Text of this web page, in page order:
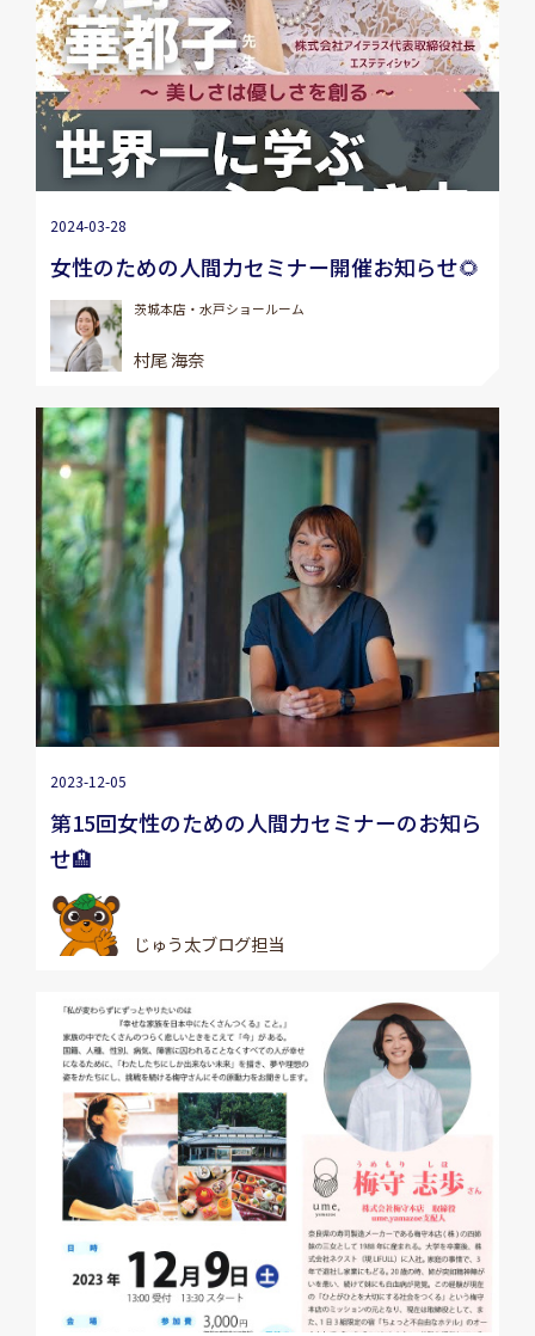
2024-03-28
女性のための人間力セミナー開催お知らせ🌻
茨城本店・水戸ショールーム
村尾 海奈
2023-12-05
第15回女性のための人間力セミナーのお知ら
せ🏨
じゅう太ブログ担当